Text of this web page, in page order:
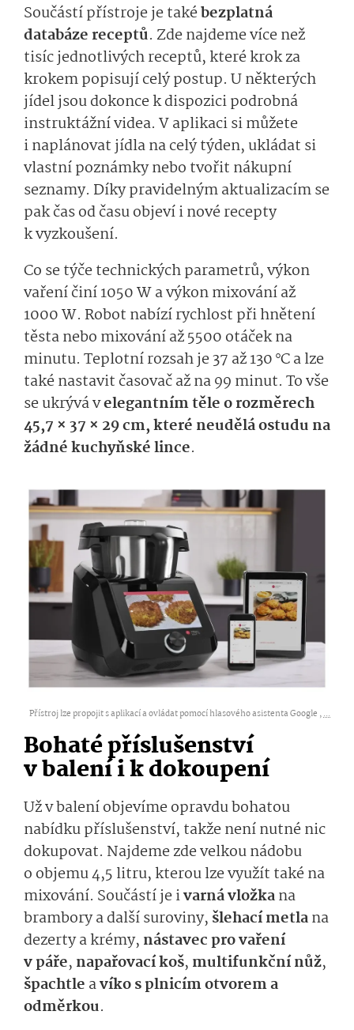
Součástí přístroje je takébezplatná
databáze receptů. Zde najdeme více než
tisíc jednotlivých receptů, které krok za
krokem popisují celý postup. U některých
jídel jsou dokonce k dispozici podrobná
instruktážní videa. V aplikaci si můžete
i naplánovat jídla na celý týden, ukládat si
vlastní poznámky nebo tvořit nákupní
seznamy. Díky pravidelným aktualizacím se
pak čas od času objeví i nové recepty
k vyzkoušení.
Co se týče technických parametrů, výkon
vaření činí 1050 W a výkon mixování až
1000 W. Robot nabízí rychlost při hnětení
těsta nebo mixování až 5500 otáček na
minutu. Teplotní rozsah je 37 až 130 °C a lze
také nastavit časovač až na 99 minut. To vše
se ukrývá velegantním těle o rozměrech
45,7 × 37 × 29 cm, které neudělá ostudu na
žádné kuchyňské lince.
Přístroj lze propojit s aplikací a ovládat pomocí hlasového asistenta Google ,...
Bohaté příslušenství
v balení i k dokoupení
Už v balení objevíme opravdu bohatou
nabídku příslušenství, takže není nutné nic
dokupovat. Najdeme zde velkou nádobu
o objemu 4,5 litru, kterou lze využít také na
mixování. Součástí je ivarná vložkana
brambory a další suroviny, šlehací metlana
dezerty a krémy, nástavec pro vaření
v páře, napařovací koš, multifunkční nůž,
špachtle avíko s plnicím otvorem a
odměrkou.